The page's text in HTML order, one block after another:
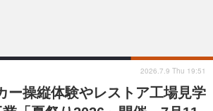
北陸
関西
ー操縦体験やレストア工場見学
2026.7.9 Thu 19:51